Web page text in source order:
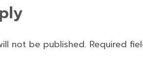
not be published. Required